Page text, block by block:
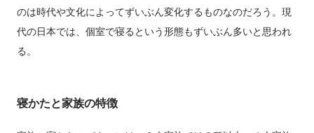
のは時代や文化によってずいぶん変化するものなのだろう。現
代の日本では、個室で寝るという形態もずいぶん多いと思われ
る。
寝かたと家族の特徴